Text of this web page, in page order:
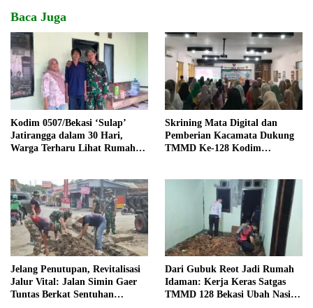
Baca Juga
Kodim 0507/Bekasi ‘Sulap’
Jatirangga dalam 30 Hari,
Warga Terharu Lihat Rumah
Skrining Mata Digital dan
Pemberian Kacamata Dukung
TMMD Ke-128 Kodim
Jelang Penutupan, Revitalisasi
Jalur Vital: Jalan Simin Gaer
Tuntas Berkat Sentuhan
Dari Gubuk Reot Jadi Rumah
Idaman: Kerja Keras Satgas
TMMD 128 Bekasi Ubah Nasib